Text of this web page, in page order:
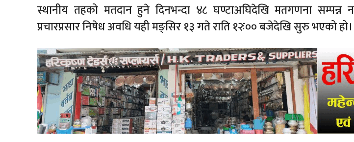
स्थानीय तहको मतदान हुने दिनभन्दा ४८ घण्टाअघिदेखि मतगणना सम्पन्न
प्रचारप्रसार निषेध अवधि यही मङ्सिर १३ गते राति १२ः०० बजेदेखि सुरु भएको हो।